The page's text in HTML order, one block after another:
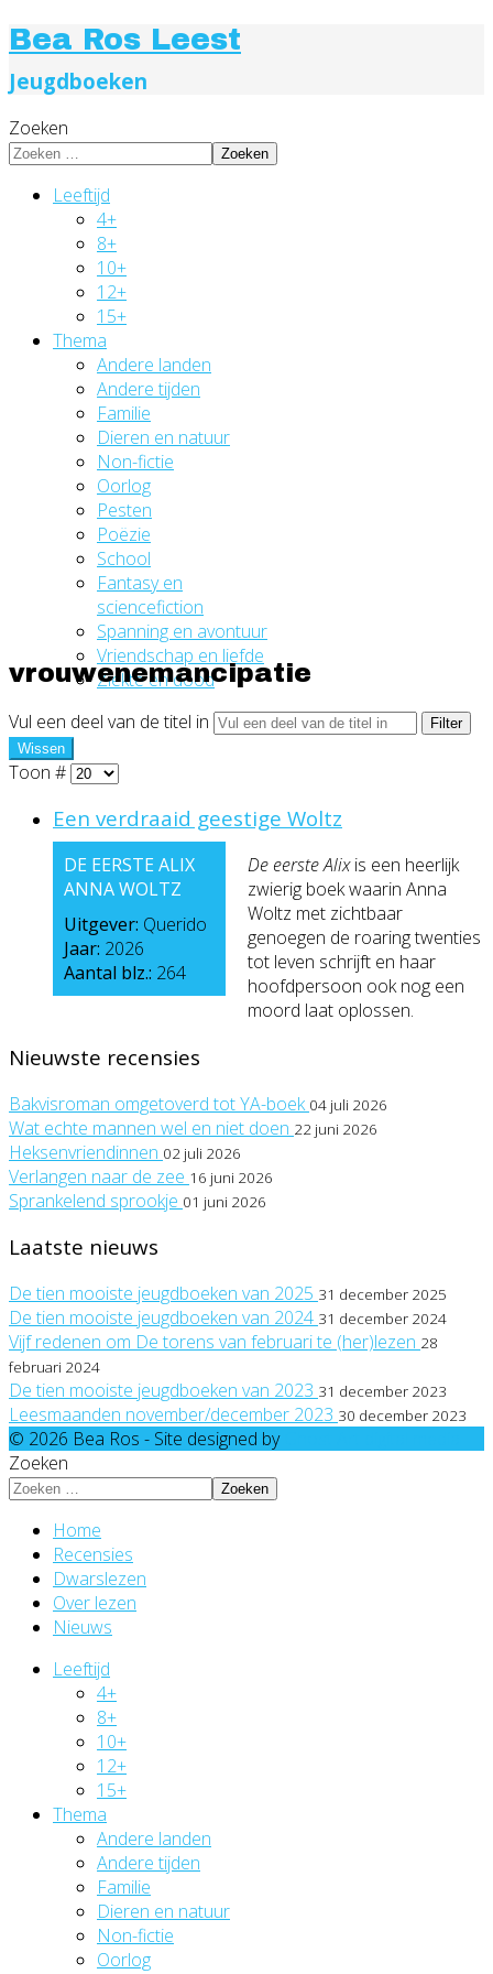
Bea Ros Leest
Jeugdboeken
Zoeken
Zoeken
Leeftijd
4+
8+
10+
12+
15+
Thema
Andere landen
Andere tijden
Familie
Dieren en natuur
Non-fictie
Oorlog
Pesten
Poëzie
School
Fantasy en
sciencefiction
Spanning en avontuur
Vriendschap en liefde
Ziekte en dood
vrouwenemancipatie
Vul een deel van de titel in
Filter
Wissen
Toon #
Een verdraaid geestige Woltz
DE EERSTE ALIX
ANNA WOLTZ
Uitgever: Querido
Jaar: 2026
Aantal blz.: 264
De eerste Alixis een heerlijk
zwierig boek waarin Anna
Woltz met zichtbaar
genoegen de roaring twenties
tot leven schrijft en haar
hoofdpersoon ook nog een
moord laat oplossen.
Nieuwste recensies
Bakvisroman omgetoverd tot YA-boek 04 juli 2026
Wat echte mannen wel en niet doen 22 juni 2026
Heksenvriendinnen 02 juli 2026
Verlangen naar de zee 16 juni 2026
Sprankelend sprookje 01 juni 2026
Laatste nieuws
De tien mooiste jeugdboeken van 2025 31 december 2025
De tien mooiste jeugdboeken van 2024 31 december 2024
Vijf redenen om De torens van februari te (her)lezen 28
februari 2024
De tien mooiste jeugdboeken van 2023 31 december 2023
Leesmaanden november/december 2023 30 december 2023
© 2026 Bea Ros - Site designed by
Zoeken
Zoeken
Home
Recensies
Dwarslezen
Over lezen
Nieuws
Leeftijd
4+
8+
10+
12+
15+
Thema
Andere landen
Andere tijden
Familie
Dieren en natuur
Non-fictie
Oorlog